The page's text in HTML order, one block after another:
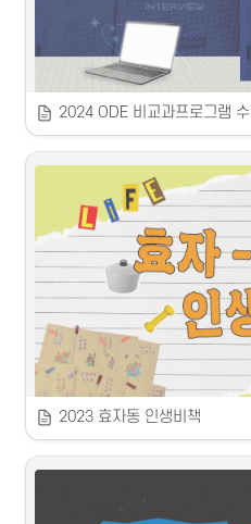
⚪️
  감자페스타 부스 참여
2024 강원지역혁신플랫폼
2024
강원지역혁신플랫폼
2024 ODE 비교과프로그램
2023 효자동 인생비책 책자제작
2023 효자동 인생비책